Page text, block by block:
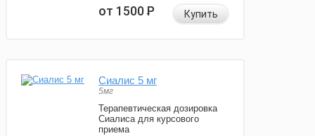
от 1500Р Купить
Сиалис 5 мг
5мг
Терапевтическая дозировка
Сиалиса для курсового
приема